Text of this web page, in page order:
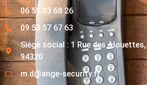
06 51 03 68 26
09 53 57 67 63
Siège social : 1 Rue des
94320
m.d@ange-security.fr